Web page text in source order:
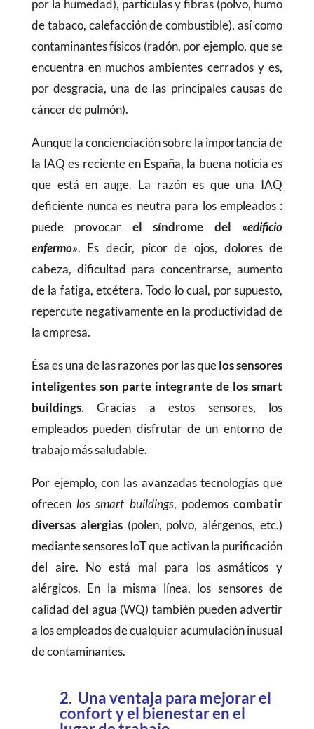
por la humedad), partículas y fibras (polvo, humo
de tabaco, calefacción de combustible), así como
contaminantes físicos (radón, por ejemplo, que se
encuentra en muchos ambientes cerrados y es,
por desgracia, una de las principales causas de
cáncer de pulmón).
Aunque la concienciación sobre la importancia de
la IAQ es reciente en España, la buena noticia es
que está en auge. La razón es que una IAQ
deficiente nunca es neutra para los empleados :
puede provocar el síndrome del «edificio
enfermo». Es decir, picor de ojos, dolores de
cabeza, dificultad para concentrarse, aumento
de la fatiga, etcétera. Todo lo cual, por supuesto,
repercute negativamente en la productividad de
la empresa.
Ésa es una de las razones por las quelos sensores
inteligentes son parte integrante de los smart
buildings. Gracias a estos sensores, los
empleados pueden disfrutar de un entorno de
trabajo más saludable.
Por ejemplo, con las avanzadas tecnologías que
ofrecen los smart buildings, podemoscombatir
diversas alergias (polen, polvo, alérgenos, etc.)
mediante sensores IoT que activan la purificación
del aire. No está mal para los asmáticos y
alérgicos. En la misma línea, los sensores de
calidad del agua (WQ) también pueden advertir
a los empleados de cualquier acumulación inusual
de contaminantes.
2. Una ventaja para mejorar el
confort y el bienestar en el